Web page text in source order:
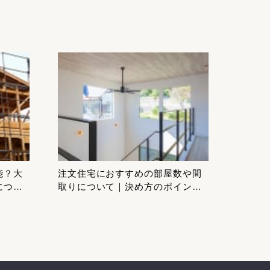
？大
つい
注文住宅におすすめの部屋数や間
取りについて｜決め方のポイント